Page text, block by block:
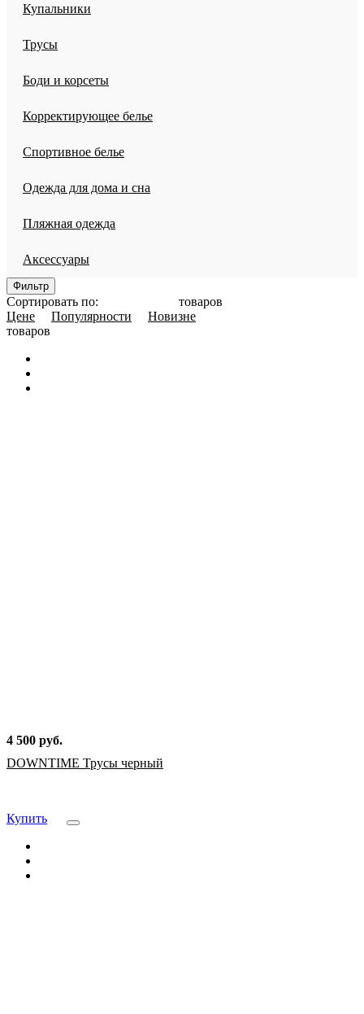
Купальники
Трусы
Боди и корсеты
Корректирующее белье
Спортивное белье
Одежда для дома и сна
Пляжная одежда
Аксессуары
Фильтр
Сортировать по:
товаров
Цене
Популярности
Новизне
товаров
4 500 руб.
DOWNTIME Трусы черный
Купить